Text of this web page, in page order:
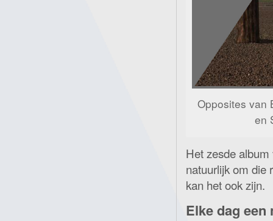
Opposites van
en
Het zesde
natuurlijk om die
kan het ook zijn.
Elke dag een